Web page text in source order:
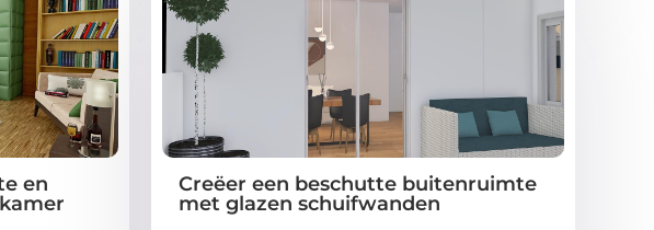
en
Creëer een beschutte buitenruimte
met glazen schuifwanden